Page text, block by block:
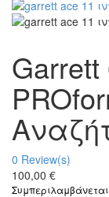
Garrett
0 Review(s)
100,00 €